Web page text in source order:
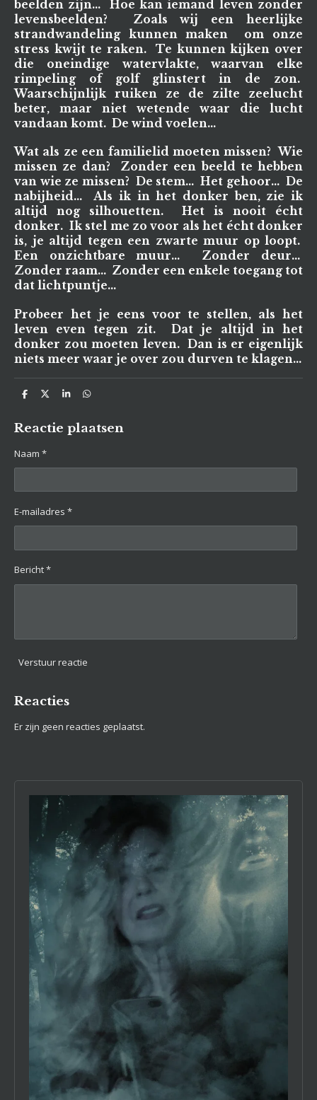
beelden zijn... Hoe kan iemand leven zonder
levensbeelden? Zoals wij een heerlijke
strandwandeling kunnen maken om onze
stress kwijt te raken. Te kunnen kijken over
die oneindige watervlakte, waarvan elke
rimpeling of golf glinstert in de zon.
Waarschijnlijk ruiken ze de zilte zeelucht
beter, maar niet wetende waar die lucht
vandaan komt. De wind voelen...
Wat als ze een familielid moeten missen? Wie
missen ze dan? Zonder een beeld te hebben
van wie ze missen? De stem... Het gehoor... De
nabijheid... Als ik in het donker ben, zie ik
altijd nog silhouetten. Het is nooit écht
donker. Ik stel me zo voor als het écht donker
is, je altijd tegen een zwarte muur op loopt.
Een onzichtbare muur... Zonder deur...
Zonder raam... Zonder een enkele toegang tot
dat lichtpuntje...
Probeer het je eens voor te stellen, als het
leven even tegen zit. Dat je altijd in het
donker zou moeten leven. Dan is er eigenlijk
niets meer waar je over zou durven te klagen...
D
e
n
D
l
S
r
e
D
e
n
Reactie plaatsen
Naam *
E-mailadres *
Bericht *
Verstuur reactie
Reacties
Er zijn geen reacties geplaatst.